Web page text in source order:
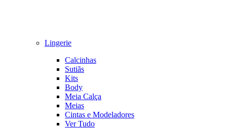
Lingerie
Calcinhas
Sutiãs
Kits
Body
Meia Calça
Meias
Cintas e Modeladores
Ver Tudo